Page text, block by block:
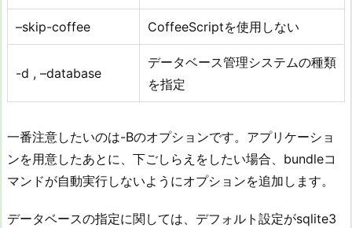
–skip-coffee CoffeeScriptを使用しない
-d , –database
データベース管理システムの種類
を指定
一番注意したいのは-Bのオプションです。アプリケーショ
ンを用意したあとに、下ごしらえをしたい場合、bundleコ
マンドが自動実行しないようにオプションを追加します。
データベースの指定に関しては、デフォルト設定がsqlite3